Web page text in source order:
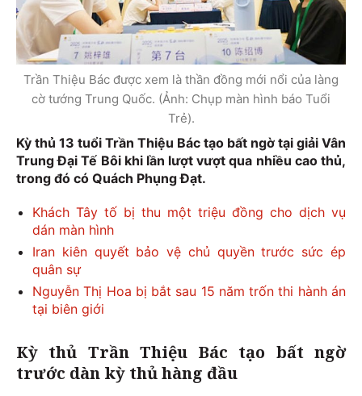
Trần Thiệu Bác được xem là thần đồng mới nổi của làng
cờ tướng Trung Quốc. (Ảnh: Chụp màn hình báo Tuổi
Trẻ).
Kỳ thủ 13 tuổi Trần Thiệu Bác tạo bất ngờ tại giải Vân
Trung Đại Tế Bôi khi lần lượt vượt qua nhiều cao thủ,
trong đó có Quách Phụng Đạt.
Khách Tây tố bị thu một triệu đồng cho dịch vụ
dán màn hình
Iran kiên quyết bảo vệ chủ quyền trước sức ép
quân sự
Nguyễn Thị Hoa bị bắt sau 15 năm trốn thi hành án
tại biên giới
Kỳ thủ Trần Thiệu Bác tạo bất ngờ
trước dàn kỳ thủ hàng đầu